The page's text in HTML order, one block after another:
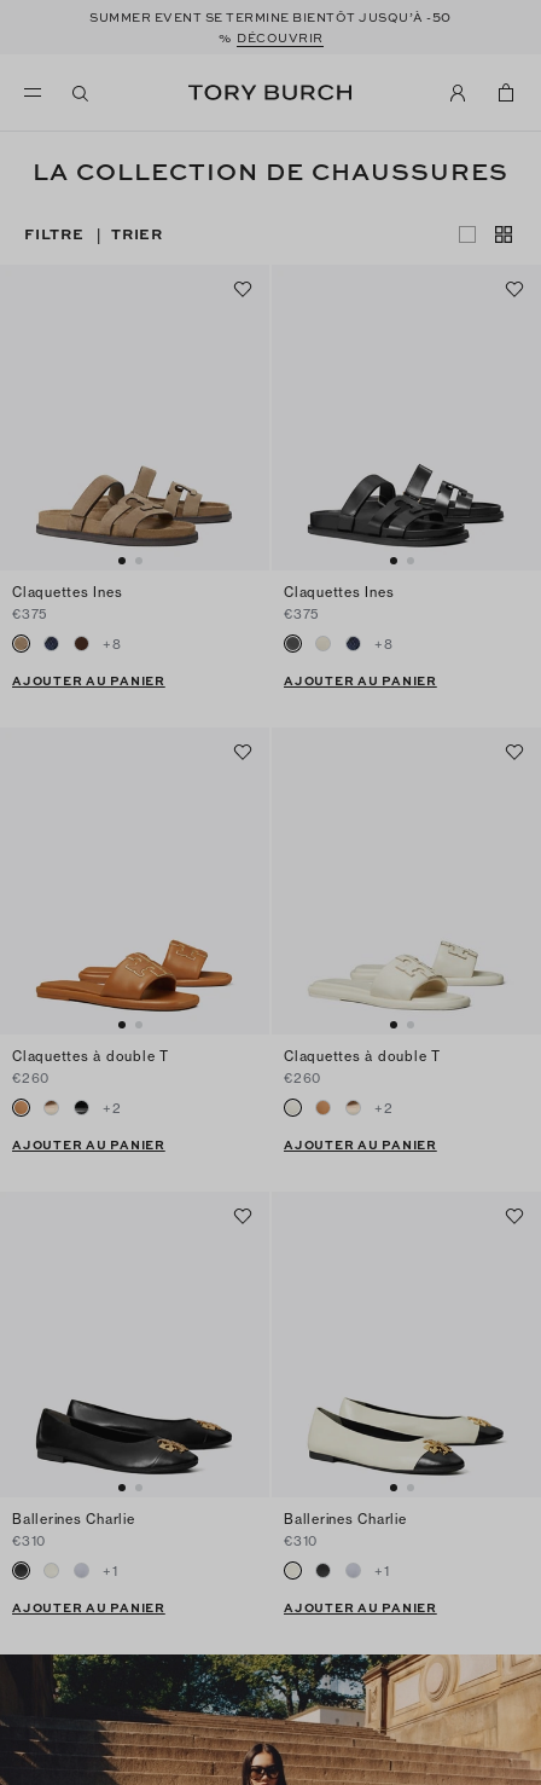
SUMMER EVENT SE TERMINE BIENTÔT JUSQU’À -50
% DÉCOUVRIR
LA COLLECTION DE CHAUSSURES
FILTRE | TRIER
Claquettes Ines
€375
+8
AJOUTER AU PANIER
Claquettes Ines
€375
+8
AJOUTER AU PANIER
Claquettes à double T
€260
+2
AJOUTER AU PANIER
Claquettes à double T
€260
+2
AJOUTER AU PANIER
Ballerines Charlie
€310
+1
AJOUTER AU PANIER
Ballerines Charlie
€310
+1
AJOUTER AU PANIER